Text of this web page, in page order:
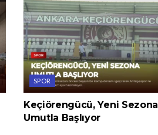
SPOR
Keçiörengücü, Yeni Sezona
Umutla Başlıyor